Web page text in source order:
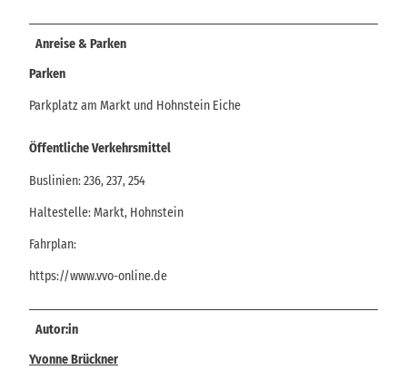
Anreise & Parken
Parken
Parkplatz am Markt und Hohnstein Eiche
Öffentliche Verkehrsmittel
Buslinien: 236, 237, 254
Haltestelle: Markt, Hohnstein
Fahrplan:
https://www.vvo-online.de
Autor:in
Yvonne Brückner